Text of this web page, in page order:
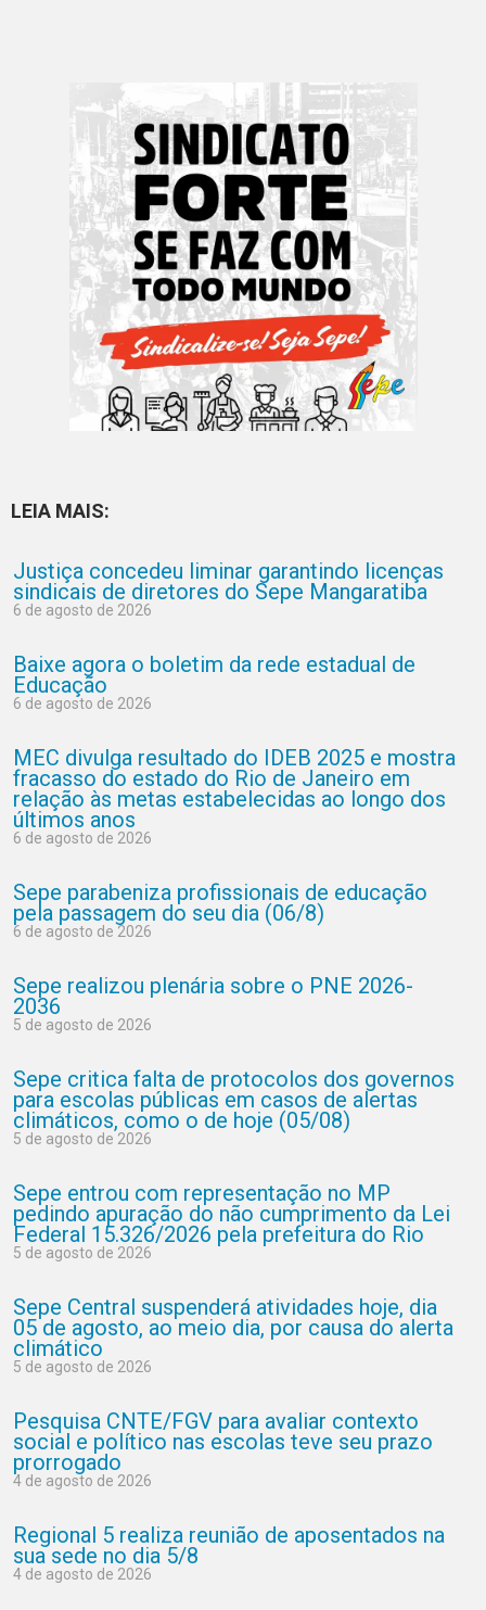
LEIA MAIS:
Justiça concedeu liminar garantindo licenças
sindicais de diretores do Sepe Mangaratiba
6 de agosto de 2026
Baixe agora o boletim da rede estadual de
Educação
6 de agosto de 2026
MEC divulga resultado do IDEB 2025 e mostra
fracasso do estado do Rio de Janeiro em
relação às metas estabelecidas ao longo dos
últimos anos
6 de agosto de 2026
Sepe parabeniza profissionais de educação
pela passagem do seu dia (06/8)
6 de agosto de 2026
Sepe realizou plenária sobre o PNE 2026-
2036
5 de agosto de 2026
Sepe critica falta de protocolos dos governos
para escolas públicas em casos de alertas
climáticos, como o de hoje (05/08)
5 de agosto de 2026
Sepe entrou com representação no MP
pedindo apuração do não cumprimento da Lei
Federal 15.326/2026 pela prefeitura do Rio
5 de agosto de 2026
Sepe Central suspenderá atividades hoje, dia
05 de agosto, ao meio dia, por causa do alerta
climático
5 de agosto de 2026
Pesquisa CNTE/FGV para avaliar contexto
social e político nas escolas teve seu prazo
prorrogado
4 de agosto de 2026
Regional 5 realiza reunião de aposentados na
sua sede no dia 5/8
4 de agosto de 2026